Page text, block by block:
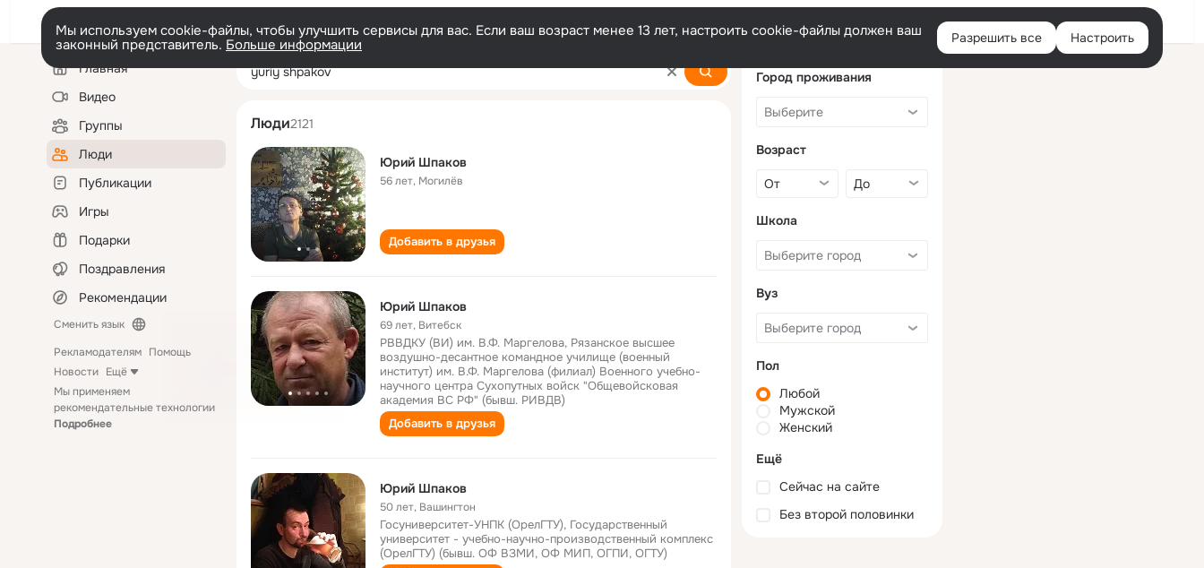
Войти
Мы используем cookie-файлы, чтобы улучшить сервисы для вас. Если ваш возраст менее 13 лет, настроить cookie-файлы должен ваш
законный представитель. Больше информации Разрешить все Настроить
Левая
колонкаГлавная
Видео
Группы
Люди
Публикации
Игры
Подарки
Поздравления
Рекомендации
Сменить язык
Рекламодателям Помощь
Новости Ещё
Мы применяем
рекомендательные технологии
Подробнее
yuriy shpakov
Люди2121
Юрий Шпаков
56 лет, Могилёв
Добавить в друзья
Юрий Шпаков
69 лет, Витебск
РВВДКУ (ВИ) им. В.Ф. Маргелова, Рязанское высшее
воздушно-десантное командное училище (военный
институт) им. В.Ф. Маргелова (филиал) Военного учебно-
научного центра Сухопутных войск "Общевойсковая
академия ВС РФ" (бывш. РИВДВ)
Добавить в друзья
Юрий Шпаков
50 лет, Вашингтон
Госуниверситет-УНПК (ОрелГТУ), Государственный
университет - учебно-научно-производственный комплекс
(ОрелГТУ) (бывш. ОФ ВЗМИ, ОФ МИП, ОГПИ, ОГТУ)
Город проживания
Возраст
Школа
Вуз
Пол
Любой
Мужской
Женский
Ещё
Сейчас на сайте
Без второй половинки